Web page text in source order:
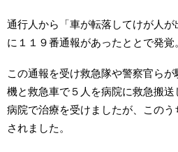
通行人から「車が転落してけが人
に１１９番通報があったととで発覚
この通報を受け救急隊や警察官ら
機と救急車で５人を病院に救急搬
病院で治療を受けましたが、この
されました。